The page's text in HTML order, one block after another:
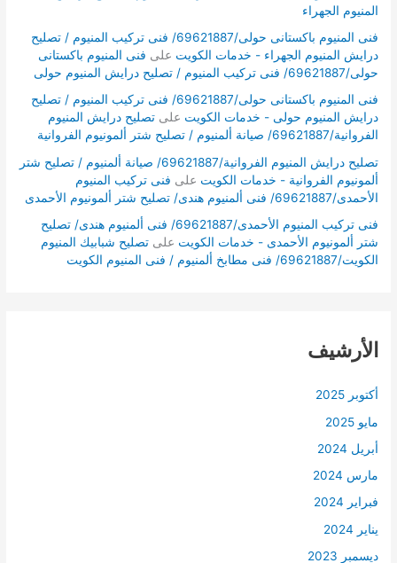
المنيوم الجهراء
فنى المنيوم باكستانى حولى/69621887/ فنى تركيب المنيوم / تصليح
درايش المنيوم الجهراء - خدمات الكويت على فنى المنيوم باكستانى
حولى/69621887/ فنى تركيب المنيوم / تصليح درايش المنيوم حولى
فنى المنيوم باكستانى حولى/69621887/ فنى تركيب المنيوم / تصليح
درايش المنيوم حولى - خدمات الكويت علىتصليح درايش المنيوم
الفروانية/69621887/ صيانة ألمنيوم / تصليح شتر ألمونيوم الفروانية
تصليح درايش المنيوم الفروانية/69621887/ صيانة ألمنيوم / تصليح شتر
ألمونيوم الفروانية - خدمات الكويت على فنى تركيب المنيوم
الأحمدى/69621887/ فنى ألمنيوم هندى/ تصليح شتر ألمونيوم الأحمدى
فنى تركيب المنيوم الأحمدى/69621887/ فنى ألمنيوم هندى/ تصليح
شتر ألمونيوم الأحمدى - خدمات الكويت علىتصليح شبابيك المنيوم
الكويت/69621887/ فنى مطابخ ألمنيوم / فنى المنيوم الكويت
الأرشيف
أكتوبر 2025
مايو 2025
أبريل 2024
مارس 2024
فبراير 2024
يناير 2024
ديسمبر 2023